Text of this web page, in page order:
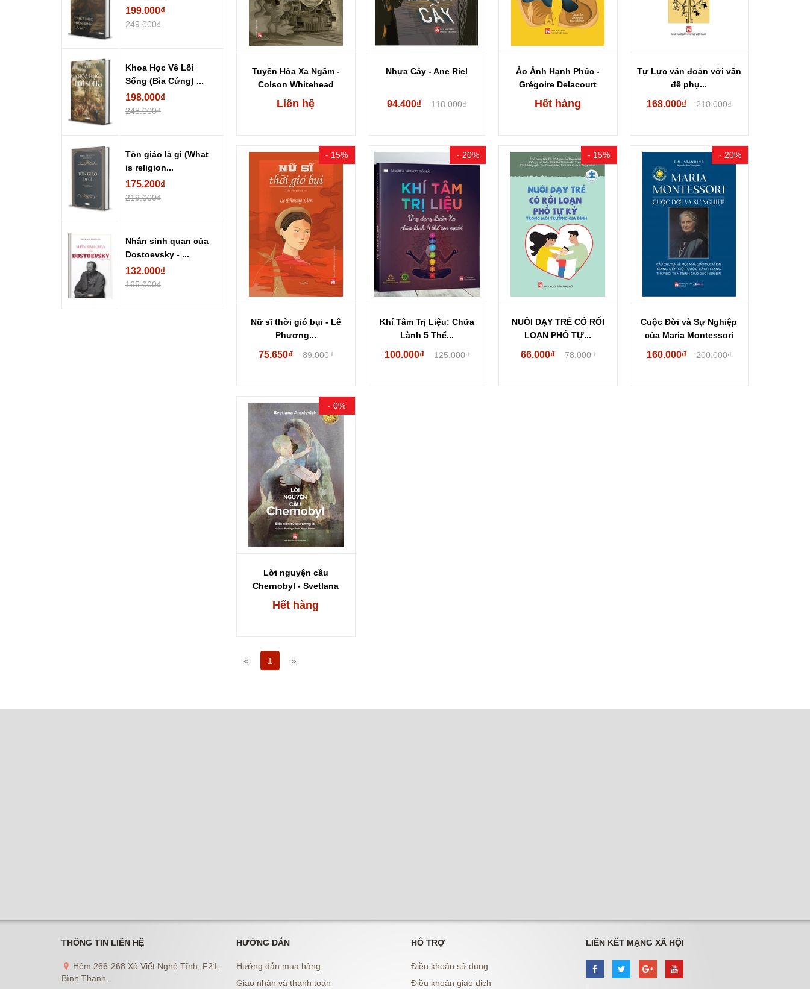
Tuyến Hỏa Xa Ngầm -
Colson Whitehead
Liên hệ
Nhựa Cây - Ane Riel
94.400₫ 118.000₫
Ảo Ảnh Hạnh Phúc -
Grégoire Delacourt
Hết hàng
Tự Lực văn đoàn với vấn
đề phụ...
168.000₫ 210.000₫
- 15%
Nữ sĩ thời gió bụi - Lê
Phương...
75.650₫ 89.000₫
- 20%
Khí Tâm Trị Liệu: Chữa
Lành 5 Thể...
100.000₫ 125.000₫
- 15%
NUÔI DẠY TRẺ CÓ RỐI
LOẠN PHỔ TỰ...
66.000₫ 78.000₫
- 20%
Cuộc Đời và Sự Nghiệp
của Maria Montessori
160.000₫ 200.000₫
- 0%
Lời nguyện cầu
Chernobyl - Svetlana
Alexievich
Hết hàng
« 1 »
199.000₫
249.000₫
Khoa Học Về Lối
Sống (Bìa Cứng) ...
198.000₫
248.000₫
Tôn giáo là gì (What
is religion...
175.200₫
219.000₫
Nhân sinh quan của
Dostoevsky - ...
132.000₫
165.000₫
THÔNG TIN LIÊN HỆ
Hẻm 266-268 Xô Viết Nghệ Tĩnh, F21,
Bình Thạnh.
HƯỚNG DẪN
Hướng dẫn mua hàng
Giao nhận và thanh toán
HỖ TRỢ
Điều khoản sử dụng
Điều khoản giao dịch
LIÊN KẾT MẠNG XÃ HỘI